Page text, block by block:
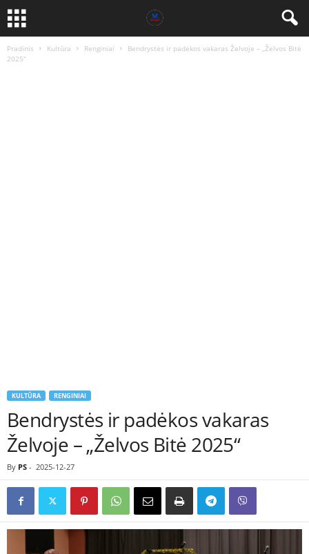
Pradinis Kultūra Renginiai
Bendrystės ir padėkos vakaras Želvoje – „Želvos Bitė
2025“
KULTŪRA RENGINIAI
Bendrystės ir padėkos vakaras
Želvoje – „Želvos Bitė 2025“
By PS - 2025-12-27